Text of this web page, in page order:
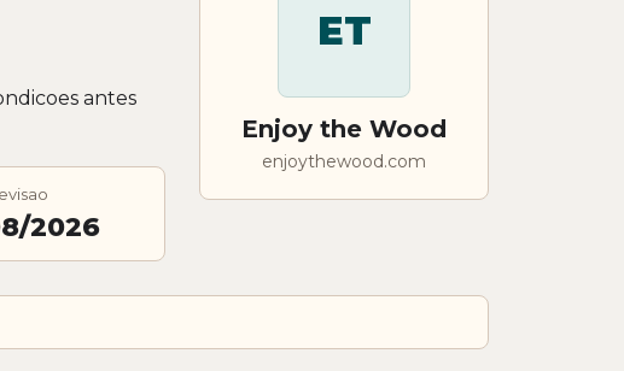
antes
2026
ET
Enjoy the Wood
enjoythewood.com